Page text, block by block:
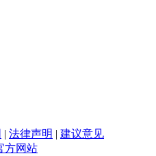
法律声明 建议意见